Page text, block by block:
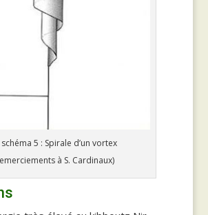
schéma 5 : Spirale d’un vortex
à S. Cardinaux)